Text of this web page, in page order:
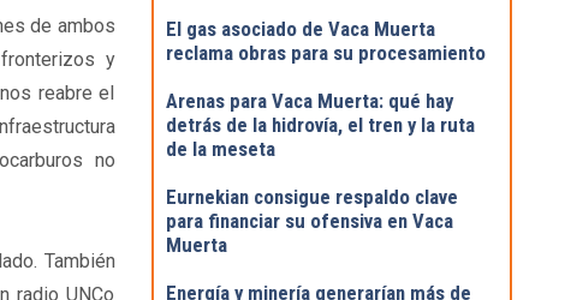
de ambos
y
reabre el
no
También
radio UNCo
El gas asociado de Vaca Muerta
reclama obras para su procesamiento
Arenas para Vaca Muerta: qué hay
detrás de la hidrovía, el tren y la ruta
de la meseta
Eurnekian consigue respaldo clave
para financiar su ofensiva en Vaca
Muerta
Energía y minería generarían más de